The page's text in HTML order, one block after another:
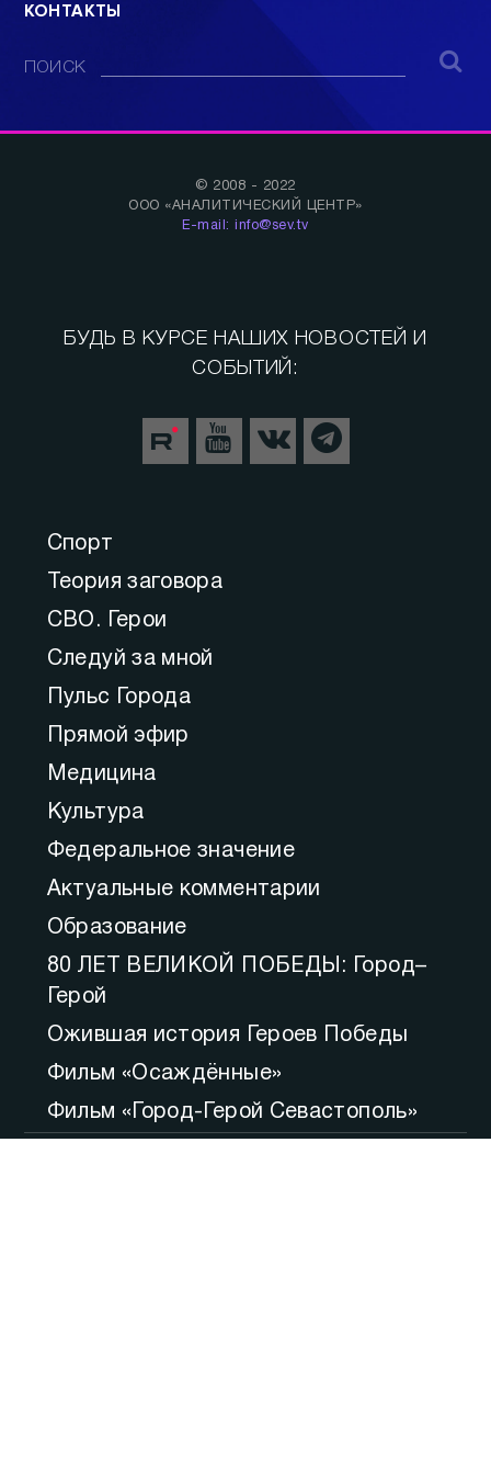
КОНТАКТЫ
ПОИСК
© 2008 - 2022
ООО «АНАЛИТИЧЕСКИЙ ЦЕНТР»
E-mail: info@sev.tv
Спорт
Теория заговора
СВО. Герои
Следуй за мной
Пульс Города
Прямой эфир
Медицина
Культура
Федеральное значение
Актуальные комментарии
Образование
80 ЛЕТ ВЕЛИКОЙ ПОБЕДЫ: Город–
Герой
Ожившая история Героев Победы
Фильм «Осаждённые»
Фильм «Город-Герой Севастополь»
БУДЬ В КУРСЕ НАШИХ НОВОСТЕЙ И
СОБЫТИЙ: